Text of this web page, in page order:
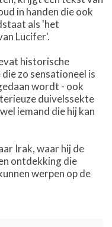
in handen die ook
als 'het
Lucifer'.
historische
zo sensationeel is
wordt - ook
duivelssekte
iemand die hij kan
Irak, waar hij de
ontdekking die
werpen op de